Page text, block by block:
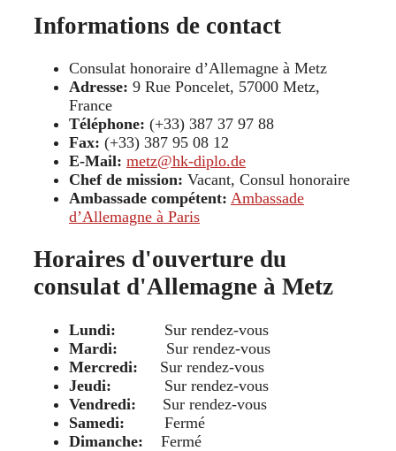
Informations de contact
Consulat honoraire d’Allemagne à Metz
Adresse: 9 Rue Poncelet, 57000 Metz,
France
Téléphone: (+33) 387 37 97 88
Fax: (+33) 387 95 08 12
E-Mail: metz@hk-diplo.de
Chef de mission: Vacant, Consul honoraire
Ambassade compétent: Ambassade
d’Allemagne à Paris
Horaires d'ouverture du
consulat d'Allemagne à Metz
Lundi: Sur rendez-vous
Mardi: Sur rendez-vous
Mercredi: Sur rendez-vous
Jeudi: Sur rendez-vous
Vendredi: Sur rendez-vous
Samedi: Fermé
Dimanche: Fermé